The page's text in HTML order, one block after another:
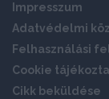
Impresszum
Adatvédelmi
Felhasználási
Cookie
Cikk beküldése